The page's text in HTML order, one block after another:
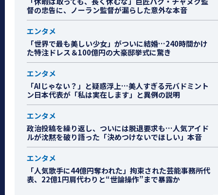
督の忠告に、ノーラン監督が漏らした意外な本音
エンタメ
「世界で最も美しい少女」がついに結婚…240時間かけ
た特注ドレス＆100億円の大豪邸挙式に驚き
エンタメ
「AIじゃない？」と疑惑浮上…美人すぎる元バドミント
ン日本代表が「私は実在します」と異例の説明
エンタメ
政治投稿を繰り返し、ついには脱退要求も…人気アイド
ルが沈黙を破り語った「決めつけないでほしい」本音
エンタメ
「人気歌手に44億円奪われた」拘束された芸能事務所代
表、22億1円肩代わりと“世論操作”まで暴露か